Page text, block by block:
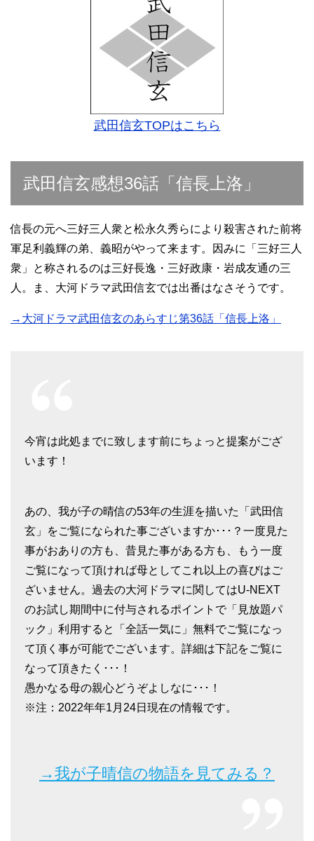
武田信玄TOPはこちら
武田信玄感想36話「信長上洛」
信長の元へ三好三人衆と松永久秀らにより殺害された前将
軍足利義輝の弟、義昭がやって来ます。因みに「三好三人
衆」と称されるのは三好長逸・三好政康・岩成友通の三
人。ま、大河ドラマ武田信玄では出番はなさそうです。
→大河ドラマ武田信玄のあらすじ第36話「信長上洛」
今宵は此処までに致します前にちょっと提案がござ
います！
あの、我が子の晴信の53年の生涯を描いた「武田信
玄」をご覧になられた事ございますか･･･？一度見た
事がおありの方も、昔見た事がある方も、もう一度
ご覧になって頂ければ母としてこれ以上の喜びはご
ざいません。過去の大河ドラマに関してはU-NEXT
のお試し期間中に付与されるポイントで「見放題パ
ック」利用すると「全話一気に」無料でご覧になっ
て頂く事が可能でございます。詳細は下記をご覧に
なって頂きたく･･･！
愚かなる母の親心どうぞよしなに･･･！
※注：2022年年1月24日現在の情報です。
→我が子晴信の物語を見てみる？